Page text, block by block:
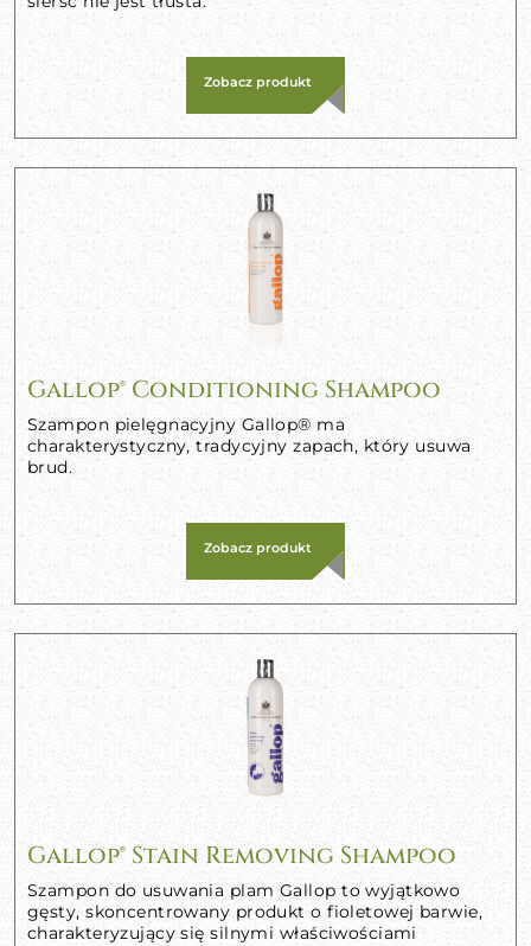
Zobacz produkt
Gallop® Conditioning Shampoo
Szampon pielęgnacyjny Gallop® ma
charakterystyczny, tradycyjny zapach, który usuwa
brud.
Zobacz produkt
Gallop® Stain Removing Shampoo
Szampon do usuwania plam Gallop to wyjątkowo
gęsty, skoncentrowany produkt o fioletowej barwie,
charakteryzujący się silnymi właściwościami